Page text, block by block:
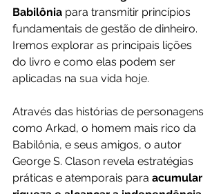
Babilônia para transmitir princípios
fundamentais de gestão de dinheiro.
Iremos explorar as principais lições
do livro e como elas podem ser
aplicadas na sua vida hoje.
Através das histórias de personagens
como Arkad, o homem mais rico da
Babilônia, e seus amigos, o autor
George S. Clason revela estratégias
práticas e atemporais para acumular